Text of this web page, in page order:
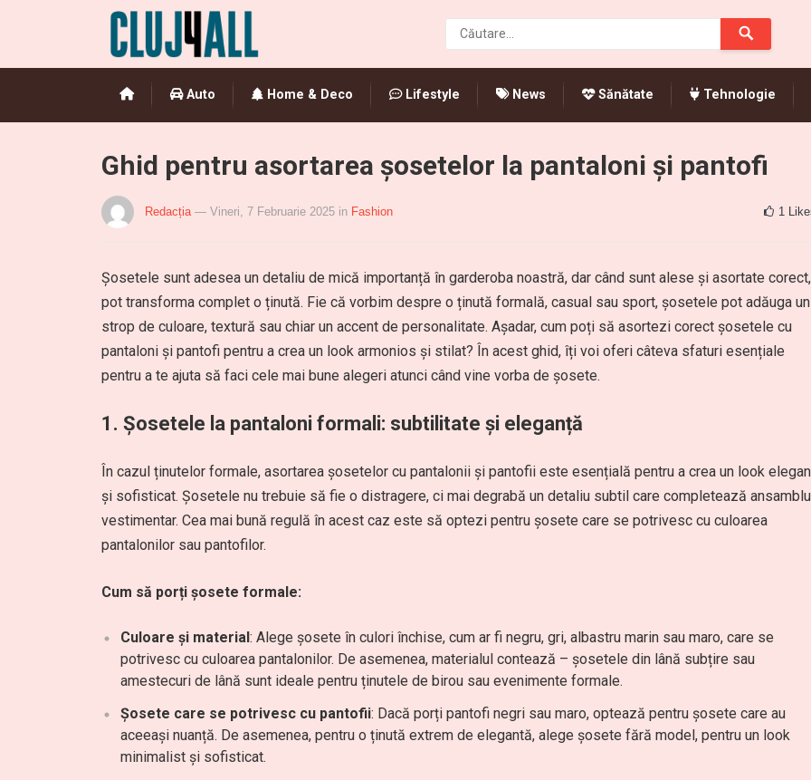
Auto Home & Deco Lifestyle News Sănătate Tehnologie
Ghid pentru asortarea șosetelor la pantaloni și pantofi
Redacția — Vineri, 7 Februarie 2025 in Fashion 1
Șosetele sunt adesea un detaliu de mică importanță în garderoba noastră, dar când sunt alese și asortate corect,
pot transforma complet o ținută. Fie că vorbim despre o ținută formală, casual sau sport, șosetele pot adăuga un
strop de culoare, textură sau chiar un accent de personalitate. Așadar, cum poți să asortezi corect șosetele cu
pantaloni și pantofi pentru a crea un look armonios și stilat? În acest ghid, îți voi oferi câteva sfaturi esențiale
pentru a te ajuta să faci cele mai bune alegeri atunci când vine vorba de șosete.
1. Șosetele la pantaloni formali: subtilitate și eleganță
În cazul ținutelor formale, asortarea șosetelor cu pantalonii și pantofii este esențială pentru a crea un look
și sofisticat. Șosetele nu trebuie să fie o distragere, ci mai degrabă un detaliu subtil care completează
vestimentar. Cea mai bună regulă în acest caz este să optezi pentru șosete care se potrivesc cu culoarea
pantalonilor sau pantofilor.
Cum să porți șosete formale:
Culoare și material: Alege șosete în culori închise, cum ar fi negru, gri, albastru marin sau maro, care se
potrivesc cu culoarea pantalonilor. De asemenea, materialul contează – șosetele din lână subțire sau
amestecuri de lână sunt ideale pentru ținutele de birou sau evenimente formale.
Șosete care se potrivesc cu pantofii: Dacă porți pantofi negri sau maro, optează pentru șosete care au
aceeași nuanță. De asemenea, pentru o ținută extrem de elegantă, alege șosete fără model, pentru un look
minimalist și sofisticat.